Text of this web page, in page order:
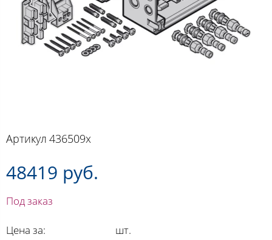
Артикул 436509x
48419 руб.
Под заказ
Цена за: шт.